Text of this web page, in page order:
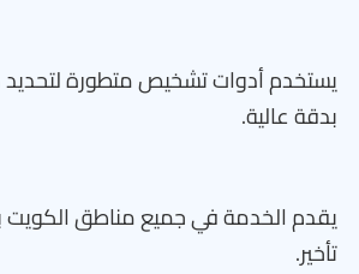
يستخدم أدوات تشخيص متطورة
بدقة عالية.
يقدم الخدمة في جميع مناطق
تأخير.